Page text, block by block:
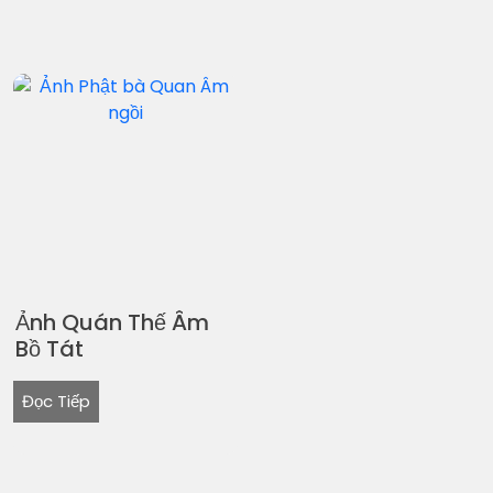
Ảnh Quán Thế Âm
Bồ Tát
Đọc Tiếp